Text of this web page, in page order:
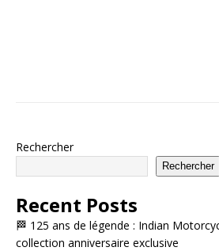
Rechercher
Rechercher
Recent Posts
🏁 125 ans de légende : Indian
collection anniversaire exclusive